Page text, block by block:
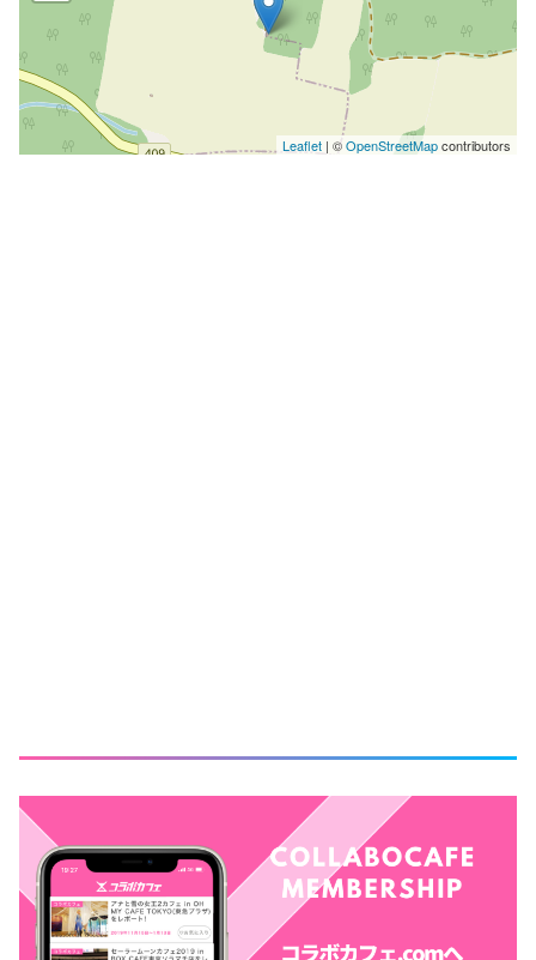
Leaflet| ©OpenStreetMapcontributors